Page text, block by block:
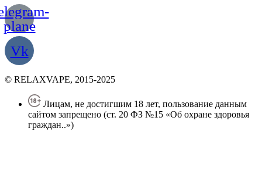
plane
Vk
© RELAXVAPE, 2015-2025
Лицам, не достигшим 18 лет, пользование данным
сайтом запрещено (ст. 20 ФЗ №15 «Об охране здоровья
граждан..»)